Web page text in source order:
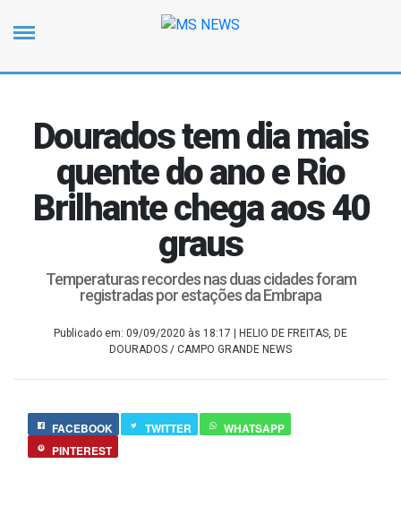
Dourados tem dia mais
quente do ano e Rio
Brilhante chega aos 40
graus
Temperaturas recordes nas duas cidades foram
registradas por estações da Embrapa
Publicado em: 09/09/2020 às 18:17
| HELIO DE FREITAS, DE
DOURADOS / CAMPO GRANDE NEWS
FACEBOOK TWITTER
WHATSAPP
PINTEREST